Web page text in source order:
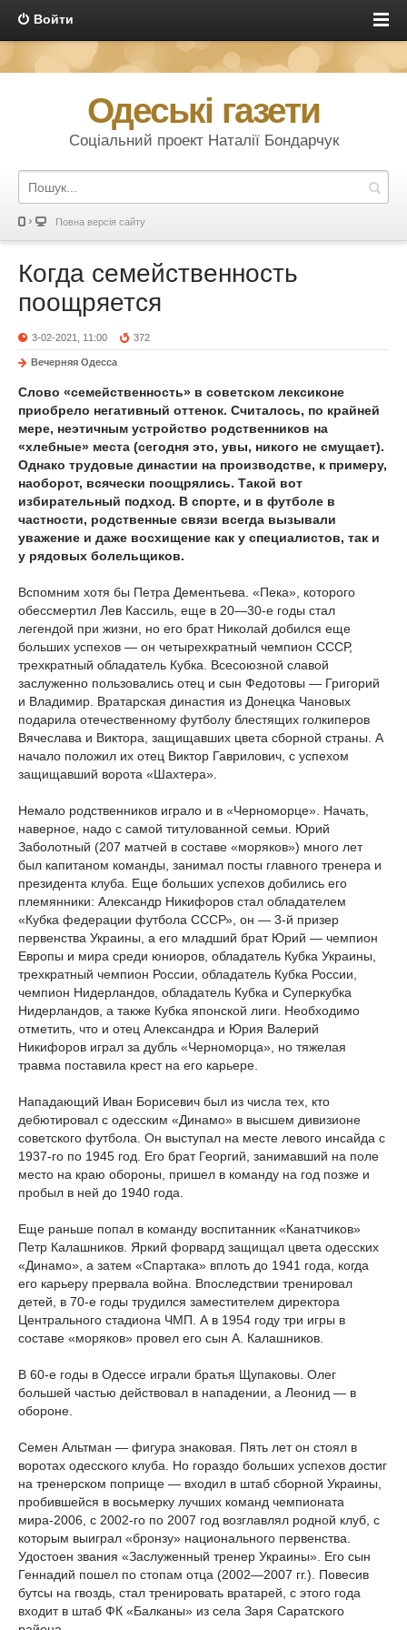
Войти
Одеські газети
Соціальний проект Наталії Бондарчук
Повна версія сайту
Когда семейственность
поощряется
3-02-2021, 11:00 372
Вечерняя Одесса
Слово «семейственность» в советском лексиконе
приобрело негативный оттенок. Считалось, по крайней
мере, неэтичным устройство родственников на
«хлебные» места (сегодня это, увы, никого не смущает).
Однако трудовые династии на производстве, к примеру,
наоборот, всячески поощрялись. Такой вот
избирательный подход. В спорте, и в футболе в
частности, родственные связи всегда вызывали
уважение и даже восхищение как у специалистов, так и
у рядовых болельщиков.
Вспомним хотя бы Петра Дементьева. «Пека», которого
обессмертил Лев Кассиль, еще в 20—30-е годы стал
легендой при жизни, но его брат Николай добился еще
больших успехов — он четырехкратный чемпион СССР,
трехкратный обладатель Кубка. Всесоюзной славой
заслуженно пользовались отец и сын Федотовы — Григорий
и Владимир. Вратарская династия из Донецка Чановых
подарила отечественному футболу блестящих голкиперов
Вячеслава и Виктора, защищавших цвета сборной страны. А
начало положил их отец Виктор Гаврилович, с успехом
защищавший ворота «Шахтера».
Немало родственников играло и в «Черноморце». Начать,
наверное, надо с самой титулованной семьи. Юрий
Заболотный (207 матчей в составе «моряков») много лет
был капитаном команды, занимал посты главного тренера и
президента клуба. Еще больших успехов добились его
племянники: Александр Никифоров стал обладателем
«Кубка федерации футбола СССР», он — 3-й призер
первенства Украины, а его младший брат Юрий — чемпион
Европы и мира среди юниоров, обладатель Кубка Украины,
трехкратный чемпион России, обладатель Кубка России,
чемпион Нидерландов, обладатель Кубка и Суперкубка
Нидерландов, а также Кубка японской лиги. Необходимо
отметить, что и отец Александра и Юрия Валерий
Никифоров играл за дубль «Черноморца», но тяжелая
травма поставила крест на его карьере.
Нападающий Иван Борисевич был из числа тех, кто
дебютировал с одесским «Динамо» в высшем дивизионе
советского футбола. Он выступал на месте левого инсайда с
1937-го по 1945 год. Его брат Георгий, занимавший на поле
место на краю обороны, пришел в команду на год позже и
пробыл в ней до 1940 года.
Еще раньше попал в команду воспитанник «Канатчиков»
Петр Калашников. Яркий форвард защищал цвета одесских
«Динамо», а затем «Спартака» вплоть до 1941 года, когда
его карьеру прервала война. Впоследствии тренировал
детей, в 70-е годы трудился заместителем директора
Центрального стадиона ЧМП. А в 1954 году три игры в
составе «моряков» провел его сын А. Калашников.
В 60-е годы в Одессе играли братья Щупаковы. Олег
большей частью действовал в нападении, а Леонид — в
обороне.
Семен Альтман — фигура знаковая. Пять лет он стоял в
воротах одесского клуба. Но гораздо больших успехов достиг
на тренерском поприще — входил в штаб сборной Украины,
пробившейся в восьмерку лучших команд чемпионата
мира-2006, с 2002-го по 2007 год возглавлял родной клуб, с
которым выиграл «бронзу» национального первенства.
Удостоен звания «Заслуженный тренер Украины». Его сын
Геннадий пошел по стопам отца (2002—2007 гг.). Повесив
бутсы на гвоздь, стал тренировать вратарей, с этого года
входит в штаб ФК «Балканы» из села Заря Саратского